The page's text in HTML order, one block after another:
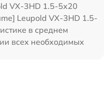
VX-3HD 1.5-5x20
Leupold VX-3HD 1.5-
в среднем
всех необходимых